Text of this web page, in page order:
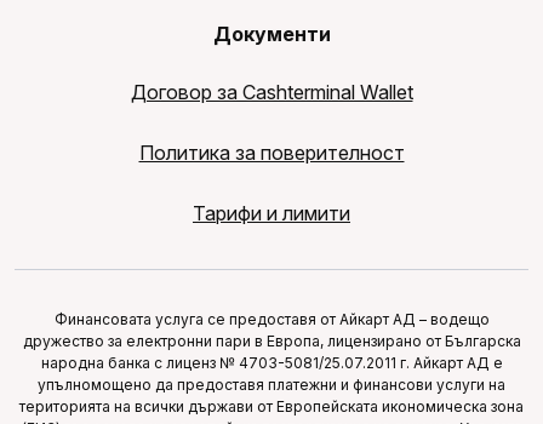
Документи
Договор за Cashterminal Wallet
Политика за поверителност
Тарифи и лимити
Финансовата услуга се предоставя от Айкарт АД – водещо
дружество за електронни пари в Европа, лицензирано от Българска
народна банка с лиценз № 4703-5081/25.07.2011 г. Айкарт АД е
упълномощено да предоставя платежни и финансови услуги на
територията на всички държави от Европейската икономическа зона